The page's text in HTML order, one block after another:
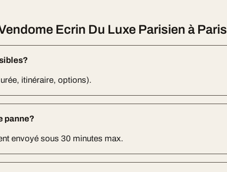
Ecrin Du Luxe Parisien à Paris
itinéraire, options).
panne?
envoyé sous 30 minutes max.